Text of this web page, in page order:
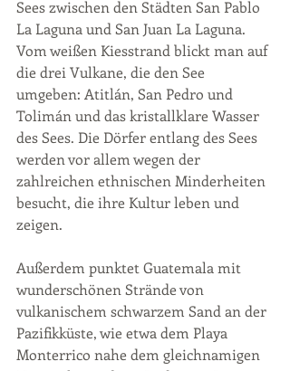
Sees zwischen den Städten San Pablo
La Laguna und San Juan La Laguna.
Vom weißen Kiesstrand blickt man auf
die drei Vulkane, die den See
umgeben: Atitlán, San Pedro und
Tolimán und das kristallklare Wasser
des Sees. Die Dörfer entlang des Sees
werden vor allem wegen der
zahlreichen ethnischen Minderheiten
besucht, die ihre Kultur leben und
zeigen.
Außerdem punktet Guatemala mit
wunderschönen Strände von
vulkanischem schwarzem Sand an der
Pazifikküste, wie etwa dem Playa
Monterrico nahe dem gleichnamigen